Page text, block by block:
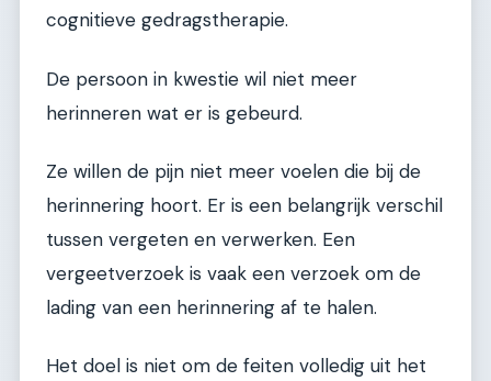
cognitieve gedragstherapie.
De persoon in kwestie wil niet meer
herinneren wat er is gebeurd.
Ze willen de pijn niet meer voelen die bij de
herinnering hoort. Er is een belangrijk verschil
tussen vergeten en verwerken. Een
vergeetverzoek is vaak een verzoek om de
lading van een herinnering af te halen.
Het doel is niet om de feiten volledig uit het